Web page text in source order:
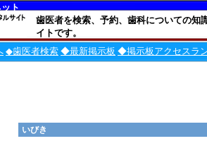
ト
歯医者を検索、予約、歯科についての知
イトです。
◆歯医者検索 ◆最新掲示板 ◆掲示板アクセスラ
いびき